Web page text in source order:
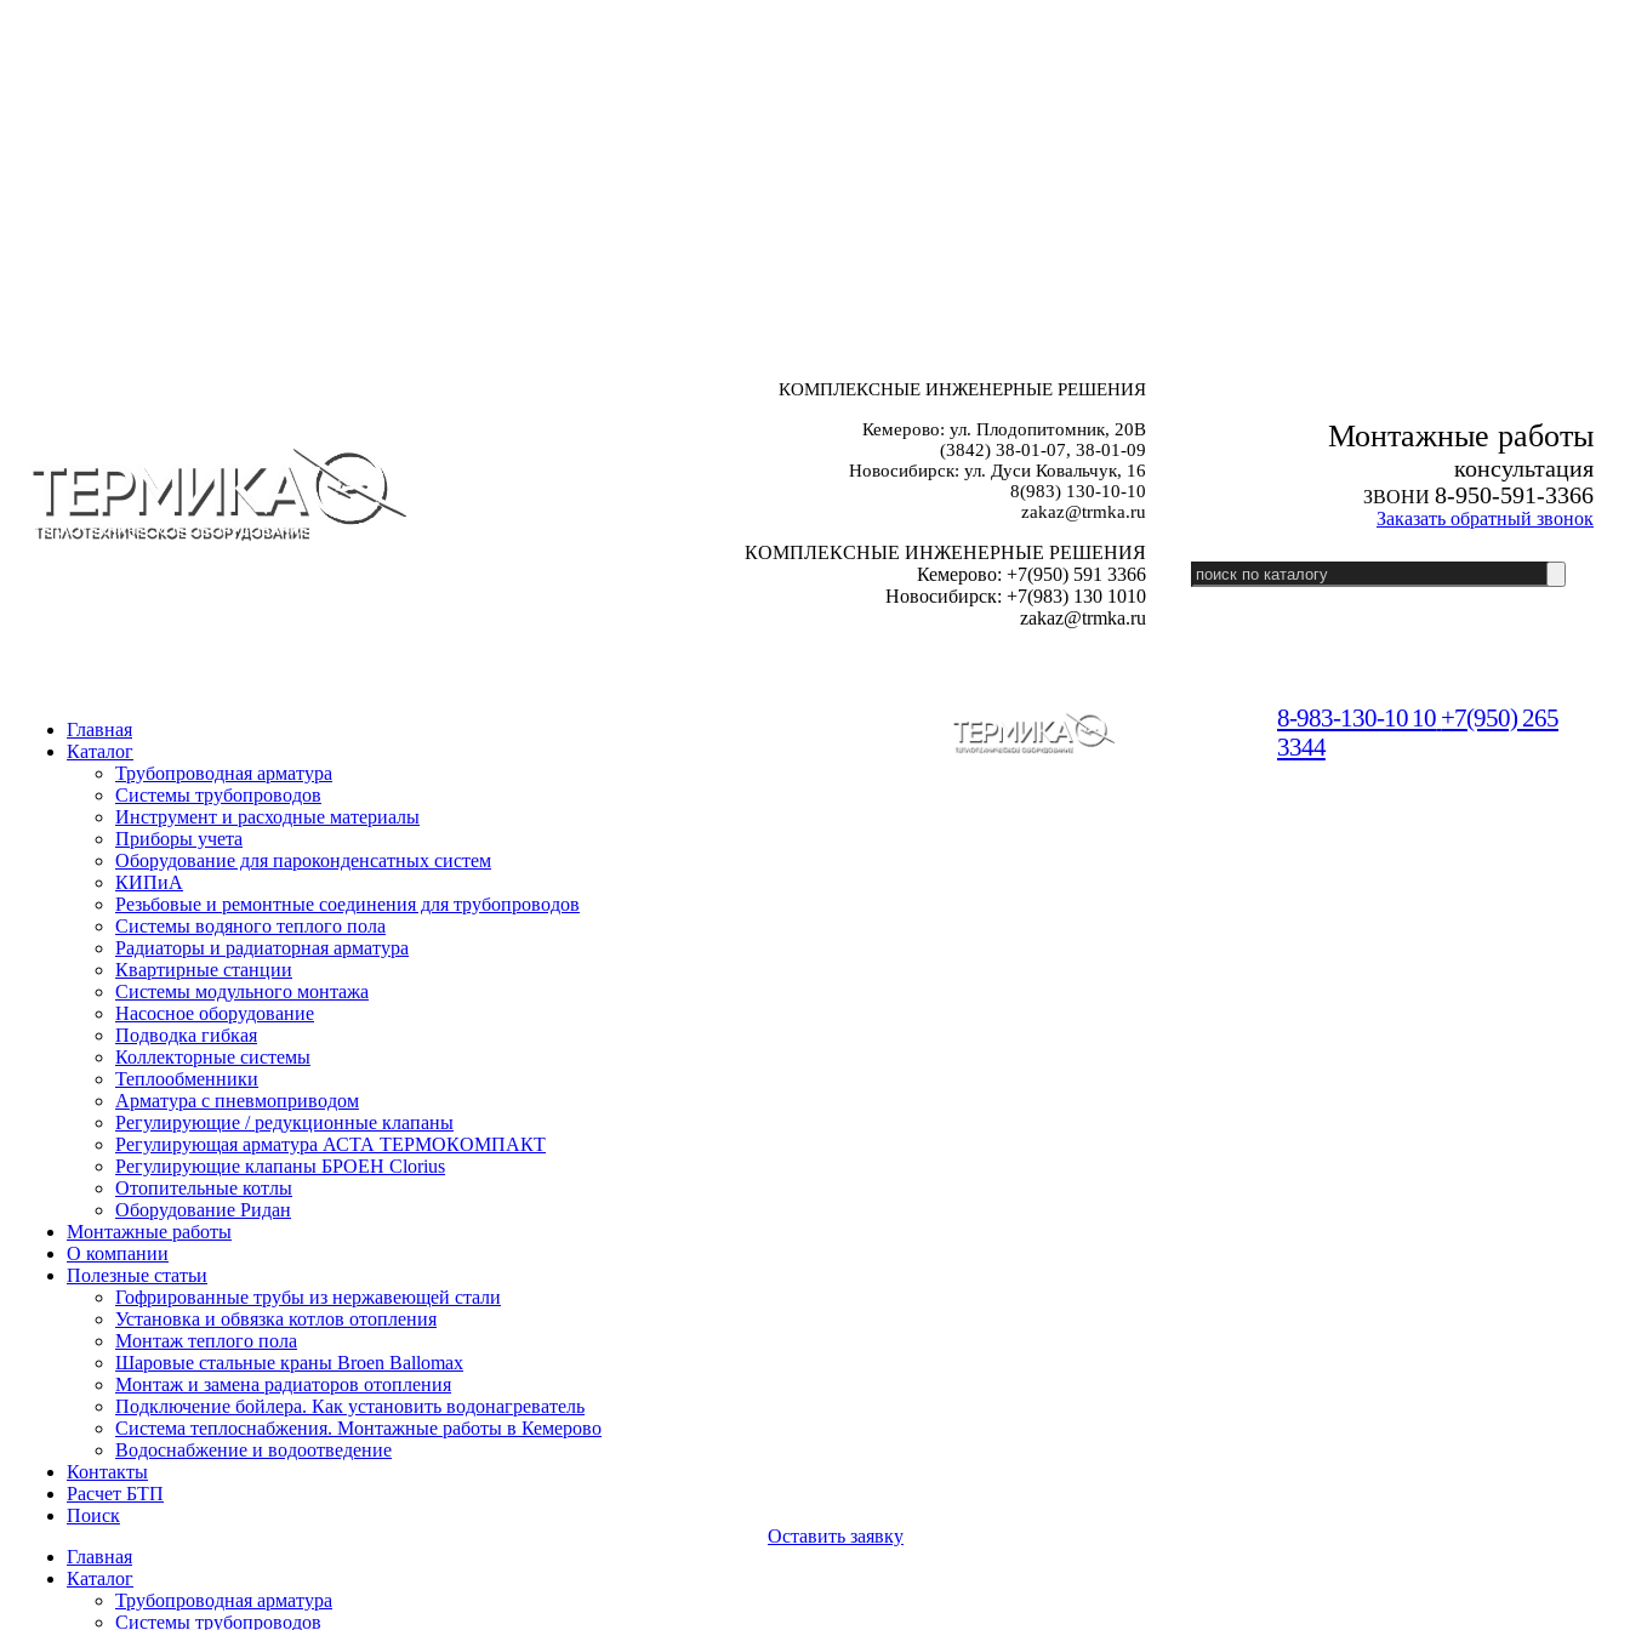
КОМПЛЕКСНЫЕ ИНЖЕНЕРНЫЕ РЕШЕНИЯ
Кемерово: ул. Плодопитомник, 20В
(3842) 38-01-07, 38-01-09
Новосибирск: ул. Дуси Ковальчук, 16
8(983) 130-10-10
zakaz@trmka.ru
КОМПЛЕКСНЫЕ ИНЖЕНЕРНЫЕ РЕШЕНИЯ
Кемерово: +7(950) 591 3366
Новосибирск: +7(983) 130 1010
zakaz@trmka.ru
Монтажные работы
консультация
ЗВОНИ 8-950-591-3366
Заказать обратный звонок
Главная
Каталог
Трубопроводная арматура
Системы трубопроводов
Инструмент и расходные материалы
Приборы учета
Оборудование для пароконденсатных систем
КИПиА
Резьбовые и ремонтные соединения для трубопроводов
Системы водяного теплого пола
Радиаторы и радиаторная арматура
Квартирные станции
Системы модульного монтажа
Насосное оборудование
Подводка гибкая
Коллекторные системы
Теплообменники
Арматура с пневмоприводом
Регулирующие / редукционные клапаны
Регулирующая арматура АСТА ТЕРМОКОМПАКТ
Регулирующие клапаны БРОЕН Clorius
Отопительные котлы
Оборудование Ридан
Монтажные работы
О компании
Полезные статьи
Гофрированные трубы из нержавеющей стали
Установка и обвязка котлов отопления
Монтаж теплого пола
Шаровые стальные краны Broen Ballomax
Монтаж и замена радиаторов отопления
Подключение бойлера. Как установить водонагреватель
Система теплоснабжения. Монтажные работы в Кемерово
Водоснабжение и водоотведение
Контакты
Расчет БТП
Поиск
Главная
Каталог
Трубопроводная арматура
Системы трубопроводов
Оставить заявку
8-983-130-10 10 +7(950) 265
3344